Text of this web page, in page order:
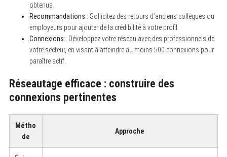
obtenus.
Recommandations : Sollicitez des retours d’anciens collègues ou
employeurs pour ajouter de la crédibilité à votre profil.
Connexions : Développez votre réseau avec des professionnels de
votre secteur, en visant à atteindre au moins 500 connexions pour
paraître actif.
Réseautage efficace : construire des
connexions pertinentes
Métho
de
Approche